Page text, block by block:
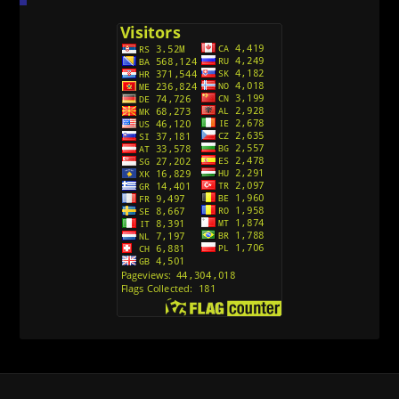
Avanture Kida Opasnost (Sinhronizovano na
Action Man (Sinhronizovano na Hrvatski)
Action Man (2000) Sinhronizovano na Hrvatski
Andjeoski Prijatelji (Sinhronizovano na Srpski)
Ajkuca (Sharkdog) Sinhronizovano na Srpski
Alvin i veverice (Alvinnn!!! And the Chipmunks)
Sinhronizovano na Srpski